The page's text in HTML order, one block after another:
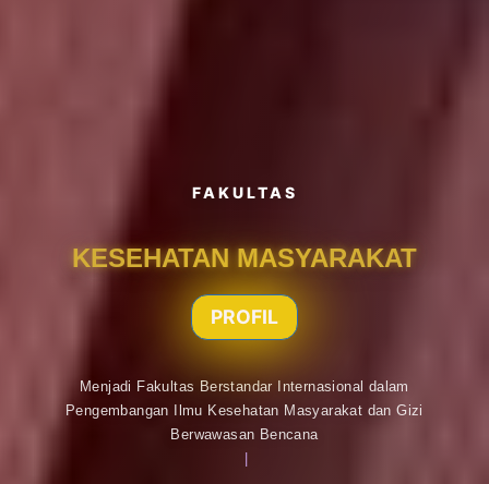
FAKULTAS
KESEHATAN MASYARAKAT
PROFIL
Menjadi Fakultas Berstandar Internasional dalam
Pengembangan Ilmu Kesehatan Masyarakat dan Gizi
Berwawasan Bencana